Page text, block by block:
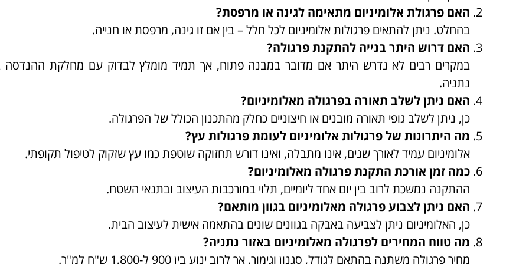
האם פרגולת אלומיניום מתאימה לגינה או מרפסת?
בהחלט. ניתן להתאים פרגולות אלומיניום לכל חלל – בין אם זו גינה, מרפסת או חנייה.
האם דרוש היתר בנייה להתקנת פרגולה?
במקרים רבים לא נדרש היתר אם מדובר במבנה פתוח, אך תמיד מומלץ לבדוק עם מחלקת ההנדסה
נתניה.
האם ניתן לשלב תאורה בפרגולה מאלומיניום?
כן, ניתן לשלב גופי תאורה מובנים או חיצוניים כחלק מהתכנון הכולל של הפרגולה.
מה היתרונות של פרגולות אלומיניום לעומת פרגולות עץ?
אלומיניום עמיד לאורך שנים, אינו מתבלה, ואינו דורש תחזוקה שוטפת כמו עץ שזקוק לטיפול תקופתי.
כמה זמן אורכת התקנת פרגולה מאלומיניום?
ההתקנה נמשכת לרוב בין יום אחד ליומיים, תלוי במורכבות העיצוב ובתנאי השטח.
האם ניתן לצבוע פרגולה מאלומיניום בגוון מותאם?
כן, האלומיניום ניתן לצביעה באבקה בגוונים שונים בהתאמה אישית לעיצוב הבית.
מה טווח המחירים לפרגולה מאלומיניום באזור נתניה?
מחיר פרגולה משתנה בהתאם לגודל, סגנון וגימור, אך לרוב ינוע בין 900 ל-1,800 ש"ח למ"ר.